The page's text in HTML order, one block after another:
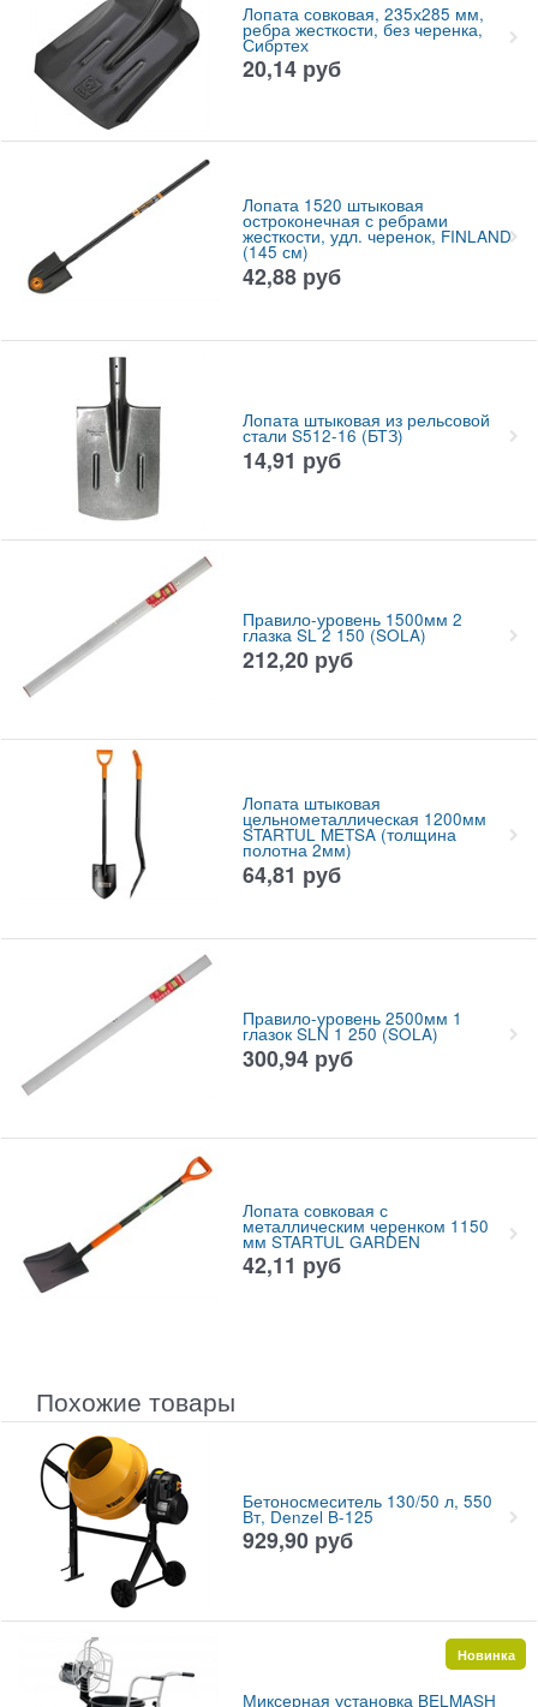
Лопата совковая, 235х285 мм,
ребра жесткости, без черенка,
Сибртех
20,14 руб
Лопата 1520 штыковая
остроконечная с ребрами
жесткости, удл. черенок, FINLAND
(145 см)
42,88 руб
Лопата штыковая из рельсовой
стали S512-16 (БТЗ)
14,91 руб
Правило-уровень 1500мм 2
глазка SL 2 150 (SOLA)
212,20 руб
Лопата штыковая
цельнометаллическая 1200мм
STARTUL METSA (толщина
полотна 2мм)
64,81 руб
Правило-уровень 2500мм 1
глазок SLN 1 250 (SOLA)
300,94 руб
Лопата совковая с
металлическим черенком 1150
мм STARTUL GARDEN
42,11 руб
Похожие товары
Бетоносмеситель 130/50 л, 550
Вт, Denzel B-125
929,90 руб
Миксерная установка BELMASH
Новинка